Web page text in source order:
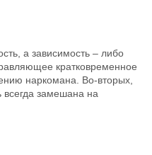
а зависимость – либо
кратковременное
наркомана. Во-вторых,
всегда замешана на